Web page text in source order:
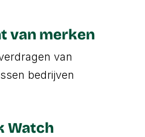
van merken
van
bedrijven
Watch